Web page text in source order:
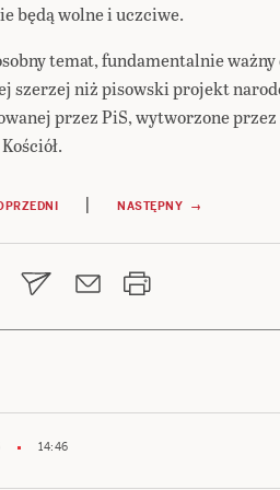
będą wolne i uczciwe.
temat, fundamentalnie
szerzej niż pisowski projekt
przez PiS, wytworzone przez
| NASTĘPNY →
14:46